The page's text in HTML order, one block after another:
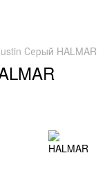
Серый HALMAR